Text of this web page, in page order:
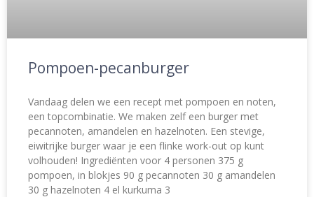
Pompoen-pecanburger
Vandaag delen we een recept met pompoen en noten,
een topcombinatie. We maken zelf een burger met
pecannoten, amandelen en hazelnoten. Een stevige,
eiwitrijke burger waar je een flinke work-out op kunt
volhouden! Ingrediënten voor 4 personen 375 g
pompoen, in blokjes 90 g pecannoten 30 g amandelen
30 g hazelnoten 4 el kurkuma 3